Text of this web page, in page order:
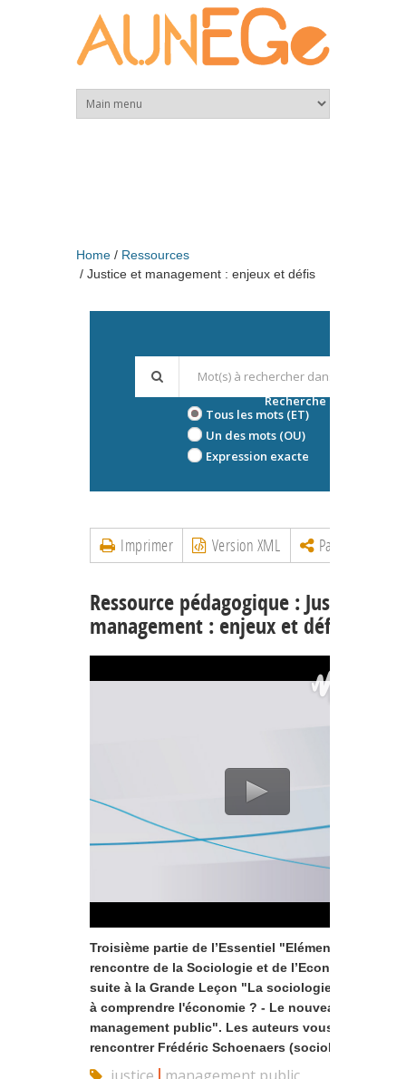
Home
Ressources
Justice et management : enjeux et défis
Tous les mots (ET)
Un des mots (OU)
Expression exacte
Recherche avancée
Imprimer Version XML Partager
Ressource pédagogique : Justice et
management : enjeux et défis
Troisième partie de l’Essentiel "Eléments pour une
rencontre de la Sociologie et de l’Economie" qui
suite à la Grande Leçon "La sociologie peut-elle
à comprendre l'économie ? - Le nouveau
management public". Les auteurs vous proposent
rencontrer Frédéric Schoenaers (sociologue), Joël
justice
management public